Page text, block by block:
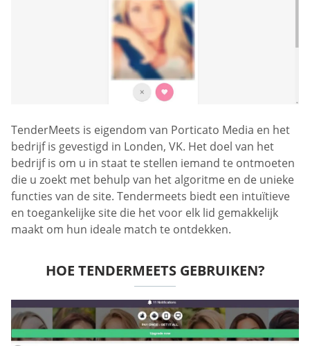
TenderMeets is eigendom van Porticato Media en het
bedrijf is gevestigd in Londen, VK. Het doel van het
bedrijf is om u in staat te stellen iemand te ontmoeten
die u zoekt met behulp van het algoritme en de unieke
functies van de site. Tendermeets biedt een intuïtieve
en toegankelijke site die het voor elk lid gemakkelijk
maakt om hun ideale match te ontdekken.
HOE TENDERMEETS GEBRUIKEN?